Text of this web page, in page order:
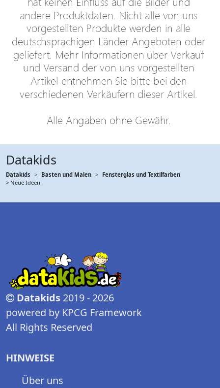
Datakids
Datakids Basten und Malen
Fensterglas und Textilfarben
> Neue Ideen
Datakids 2019 - 2026
powered by KPCG Framework
All Rights Reserved
HINWEISE
Über uns